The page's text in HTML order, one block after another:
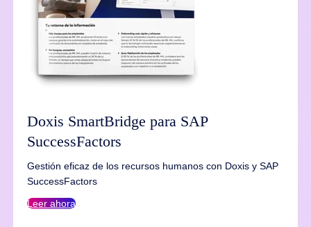
Doxis SmartBridge para SAP
SuccessFactors
Gestión eficaz de los recursos humanos con Doxis y SAP
SuccessFactors
Leer ahora